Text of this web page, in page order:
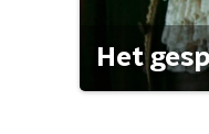
Het